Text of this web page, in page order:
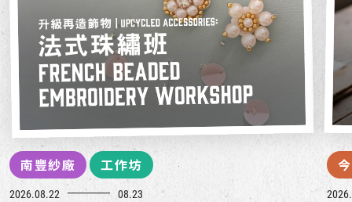
南豐紗廠 工作坊
2026.08.22 08.23